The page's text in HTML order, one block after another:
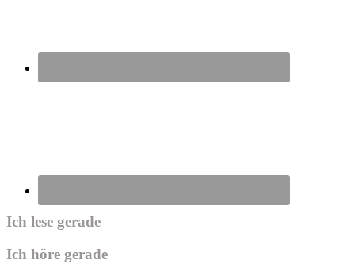
Ich lese gerade
Ich höre gerade